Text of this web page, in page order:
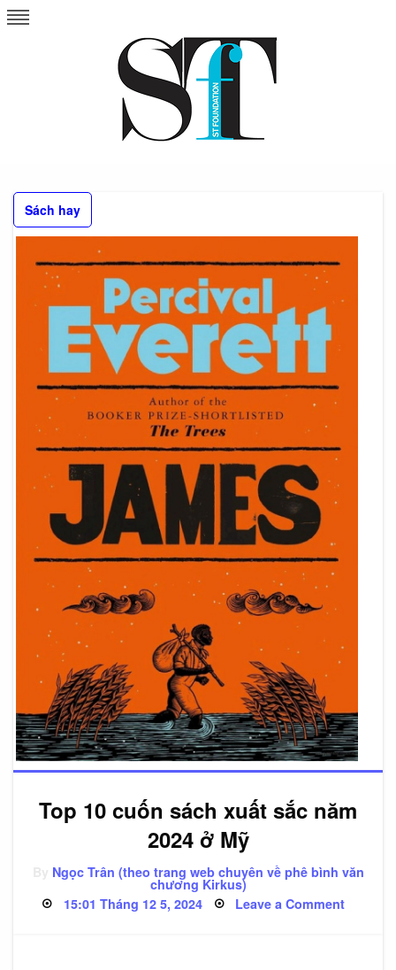
Skip
to
Sách hay
Top 10 cuốn sách xuất sắc năm
2024 ở Mỹ
Ngọc Trân (theo trang web chuyên về phê bình văn
chương Kirkus)
Posted
on
15:01 Tháng 12 5, 2024 Leave a Commenton
Top